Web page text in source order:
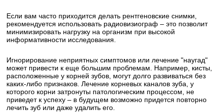
Если вам часто приходится делать рентгеновские снимки,
рекомендуется использовать радиовизиограф – это позволит
минимизировать нагрузку на организм при высокой
информативности исследования.
Игнорирование неприятных симптомов или лечение "наугад"
может привести к еще большим проблемам. Например, кисты,
расположенные у корней зубов, могут долго развиваться без
каких-либо признаков. Лечение корневых каналов зуба, у
которого корни затронуты патологическим процессом, не
приведет к успеху – в будущем возможно придется повторно
лечить зуб или даже удалить его.